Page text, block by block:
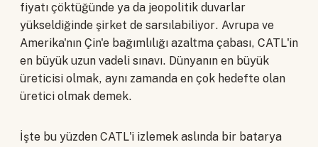
fiyatı çöktüğünde ya da jeopolitik duvarlar
yükseldiğinde şirket de sarsılabiliyor. Avrupa ve
Amerika'nın Çin'e bağımlılığı azaltma çabası, CATL'in
en büyük uzun vadeli sınavı. Dünyanın en büyük
üreticisi olmak, aynı zamanda en çok hedefte olan
üretici olmak demek.
İşte bu yüzden CATL'i izlemek aslında bir batarya